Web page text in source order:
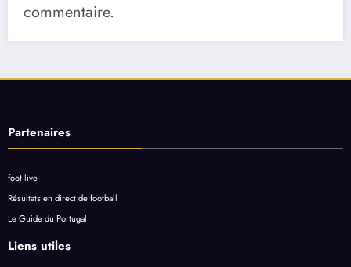
commentaire.
Partenaires
foot live
Résultats en direct de football
Le Guide du Portugal
Liens utiles